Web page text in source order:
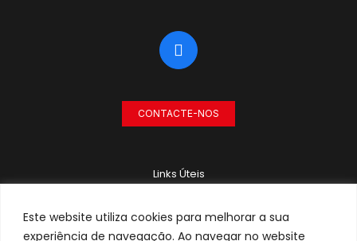
Este website utiliza cookies para melhorar a sua
experiência de navegação. Ao navegar no website
CONTACTE-NOS
Links Úteis
POLÍTICA DE PRIVACIDADE